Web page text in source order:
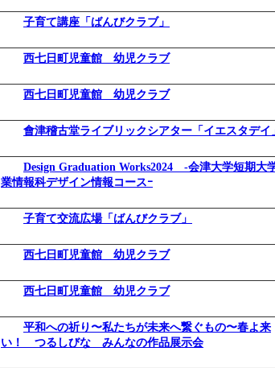
子育て講座「ばんびクラブ」
西七日町児童館 幼児クラブ
西七日町児童館 幼児クラブ
會津稽古堂ライブリックシアター「イエスタデイ
Design Graduation Works2024 ‐会津大学短期大
業情報科デザイン情報コースｰ
子育て交流広場「ばんびクラブ」
西七日町児童館 幼児クラブ
西七日町児童館 幼児クラブ
平和への祈り〜私たちが未来へ繋ぐもの〜春よ来
い！ つるしびな みんなの作品展示会